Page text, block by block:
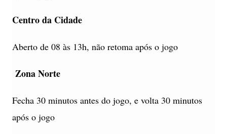
Centro da Cidade
Aberto de 08 às 13h, não retoma após o jogo
Zona Norte
Fecha 30 minutos antes do jogo, e volta 30 minutos
após o jogo